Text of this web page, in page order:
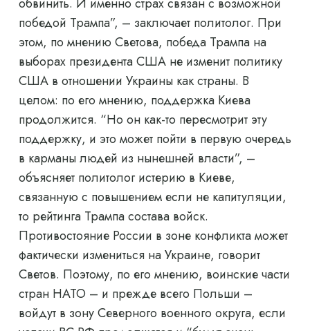
победой Трампа”, – заключает политолог. При
этом, по мнению Светова, победа Трампа на
выборах президента США не изменит политику
США в отношении Украины как страны. В
целом: по его мнению, поддержка Киева
продолжится. “Но он как-то пересмотрит эту
поддержку, и это может пойти в первую очередь
в карманы людей из нынешней власти”, –
объясняет политолог истерию в Киеве,
связанную с повышением если не капитуляции,
то рейтинга Трампа состава войск.
Противостояние России в зоне конфликта может
фактически измениться на Украине, говорит
Светов. Поэтому, по его мнению, воинские части
стран НАТО – и прежде всего Польши –
войдут в зону Северного военного округа, если